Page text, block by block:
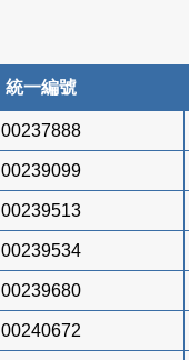
統一編號
00237888
00239099
00239513
00239534
00239680
00240672